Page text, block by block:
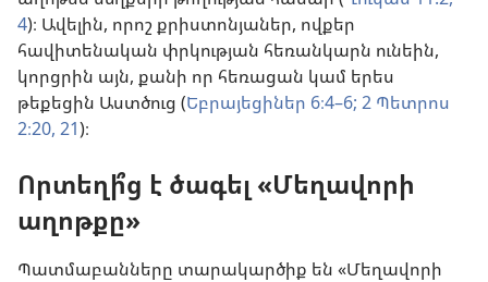
4)։ Ավելին, որոշ քրիստոնյաներ, ովքեր
հավիտենական փրկության հեռանկարն ունեին,
կորցրին այն, քանի որ հեռացան կամ երես
թեքեցին Աստծուց (Եբրայեցիներ 6։4–6; 2 Պետրոս
2։20, 21)։
Որտեղի՞ց է ծագել «Մեղավորի
աղոթքը»
Պատմաբանները տարակարծիք են «Մեղավորի